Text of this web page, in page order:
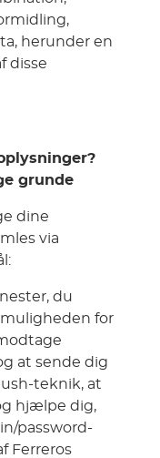
herunder en
disse
grunde
dine
via
du
for
at sende dig
teknik, at
hjælpe dig,
password-
Ferreros